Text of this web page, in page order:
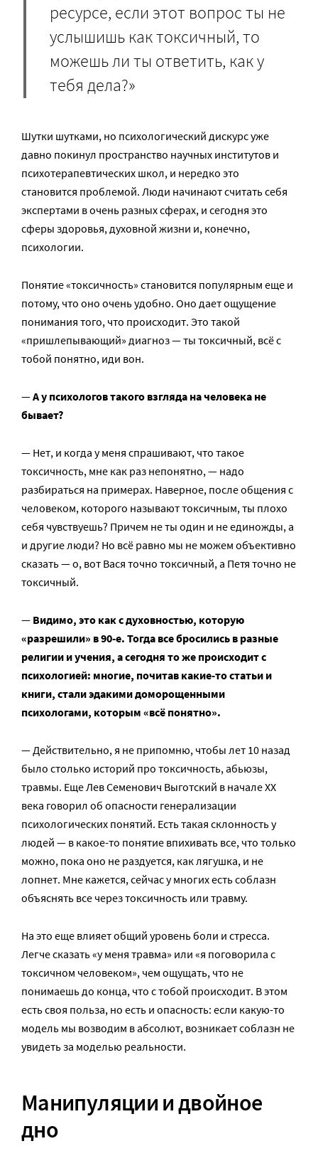
ресурсе, если этот вопрос ты не
услышишь как токсичный, то
можешь ли ты ответить, как у
тебя дела?»
Шутки шутками, но психологический дискурс уже
давно покинул пространство научных институтов и
психотерапевтических школ, и нередко это
становится проблемой. Люди начинают считать себя
экспертами в очень разных сферах, и сегодня это
сферы здоровья, духовной жизни и, конечно,
психологии.
Понятие «токсичность» становится популярным еще и
потому, что оно очень удобно. Оно дает ощущение
понимания того, что происходит. Это такой
«пришлепывающий» диагноз — ты токсичный, всё с
тобой понятно, иди вон.
—А у психологов такого взгляда на человека не
бывает?
— Нет, и когда у меня спрашивают, что такое
токсичность, мне как раз непонятно, — надо
разбираться на примерах. Наверное, после общения с
человеком, которого называют токсичным, ты плохо
себя чувствуешь? Причем не ты один и не единожды, а
и другие люди? Но всё равно мы не можем объективно
сказать — о, вот Вася точно токсичный, а Петя точно не
токсичный.
— Видимо, это как с духовностью, которую
«разрешили» в 90-е. Тогда все бросились в разные
религии и учения, а сегодня то же происходит с
психологией: многие, почитав какие-то статьи и
книги, стали эдакими доморощенными
психологами, которым «всё понятно».
— Действительно, я не припомню, чтобы лет 10 назад
было столько историй про токсичность, абьюзы,
травмы. Еще Лев Семенович Выготский в начале ХХ
века говорил об опасности генерализации
психологических понятий. Есть такая склонность у
людей — в какое-то понятие впихивать все, что только
можно, пока оно не раздуется, как лягушка, и не
лопнет. Мне кажется, сейчас у многих есть соблазн
объяснять все через токсичность или травму.
На это еще влияет общий уровень боли и стресса.
Легче сказать «у меня травма» или «я поговорила с
токсичном человеком», чем ощущать, что не
понимаешь до конца, что с тобой происходит. В этом
есть своя польза, но есть и опасность: если какую-то
модель мы возводим в абсолют, возникает соблазн не
увидеть за моделью реальности.
Манипуляции и двойное
дно